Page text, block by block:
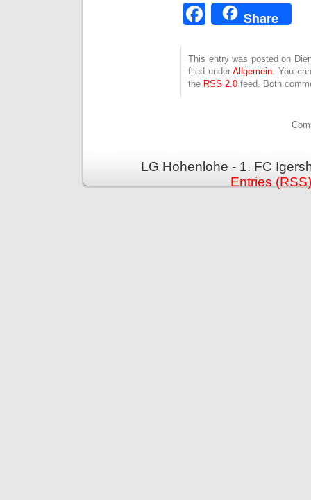
Facebook
Share
This entry was posted on
filed underAllgemein . You
the RSS 2.0 feed. Both
LG Hohenlohe - 1. FC
Entries (RSS)